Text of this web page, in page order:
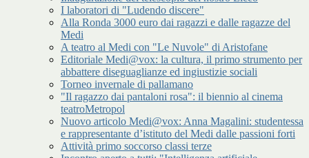
I laboratori di "Ludendo discere"
Alla Ronda 3000 euro dai ragazzi e dalle ragazze del
Medi
A teatro al Medi con "Le Nuvole" di Aristofane
Editoriale Medi@vox: la cultura, il primo strumento per
abbattere diseguaglianze ed ingiustizie sociali
Torneo invernale di pallamano
"Il ragazzo dai pantaloni rosa": il biennio al cinema
teatroMetropol
Nuovo articolo Medi@vox: Anna Magalini: studentessa
e rappresentante d’istituto del Medi dalle passioni forti
Attività primo soccorso classi terze